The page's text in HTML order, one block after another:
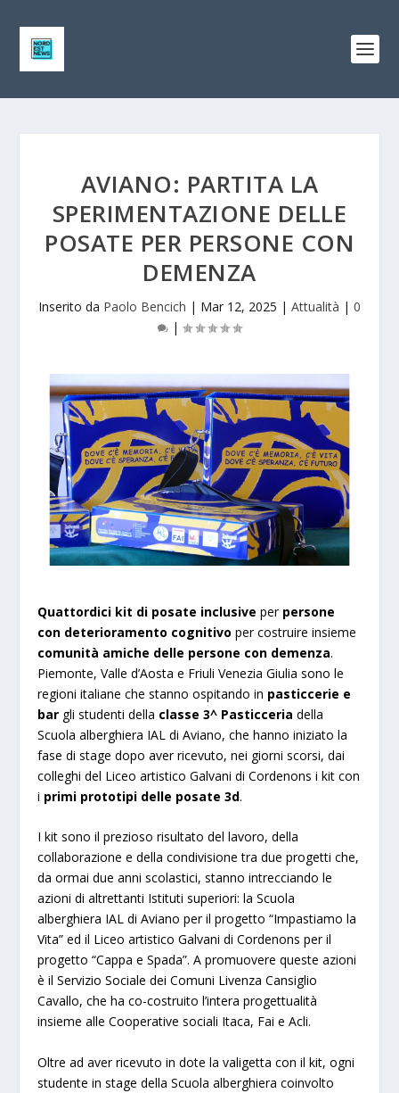
AVIANO: PARTITA LA
SPERIMENTAZIONE DELLE
POSATE PER PERSONE CON
DEMENZA
Inserito da Paolo Bencich | Mar 12, 2025 | Attualità | 0
|
Quattordici kit di posate inclusive per persone
con deterioramento cognitivo per costruire insieme
comunità amiche delle persone con demenza.
Piemonte, Valle d’Aosta e Friuli Venezia Giulia sono le
regioni italiane che stanno ospitando in pasticcerie e
bar gli studenti della classe 3^ Pasticceria della
Scuola alberghiera IAL di Aviano, che hanno iniziato la
fase di stage dopo aver ricevuto, nei giorni scorsi, dai
colleghi del Liceo artistico Galvani di Cordenons i kit con
i primi prototipi delle posate 3d.
I kit sono il prezioso risultato del lavoro, della
collaborazione e della condivisione tra due progetti che,
da ormai due anni scolastici, stanno intrecciando le
azioni di altrettanti Istituti superiori: la Scuola
alberghiera IAL di Aviano per il progetto “Impastiamo la
Vita” ed il Liceo artistico Galvani di Cordenons per il
progetto “Cappa e Spada”. A promuovere queste azioni
è il Servizio Sociale dei Comuni Livenza Cansiglio
Cavallo, che ha co-costruito l’intera progettualità
insieme alle Cooperative sociali Itaca, Fai e Acli.
Oltre ad aver ricevuto in dote la valigetta con il kit, ogni
studente in stage della Scuola alberghiera coinvolto